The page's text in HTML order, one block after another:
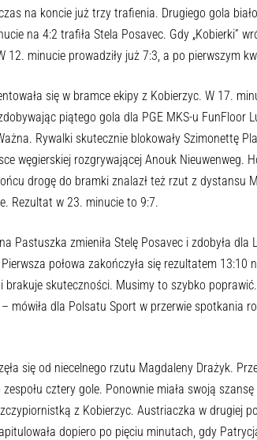
na koncie już trzy trafienia. Drugiego gola
na 4:2 trafiła Stela Posavec. Gdy „Kobierki”
12. minucie prowadziły już 7:3, a po pierwszym
się w bramce ekipy z Kobierzyc. W 17.
piątego gola dla PGE MKS-u FunFloor
Rywalki skutecznie blokowały Szimonettę
węgierskiej rozgrywającej Anouk Nieuwenweg.
drogę do bramki znalazł też rzut z dystansu
Rezultat w 23. minucie to 9:7.
Pastuszka zmieniła Stelę Posavec i zdobyła dla
połowa zakończyła się rezultatem 13:10
brakuje skuteczności. Musimy to szybko
mówiła dla Polsatu Sport w przerwie spotkania
się od niecelnego rzutu Magdaleny Drażyk.
cztery gole. Ponownie miała swoją
z Kobierzyc. Austriaczka w drugiej
dopiero po pięciu minutach, gdy